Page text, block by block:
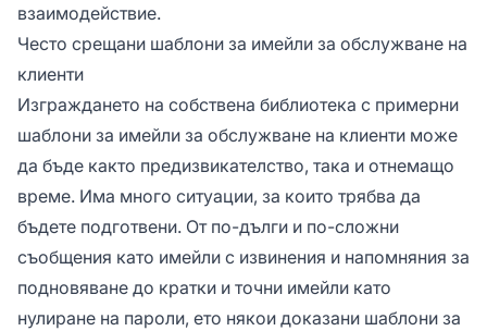
взаимодействие.
Често срещани шаблони за имейли за обслужване на
клиенти
Изграждането на собствена библиотека с примерни
шаблони за имейли за обслужване на клиенти може
да бъде както предизвикателство, така и отнемащо
време. Има много ситуации, за които трябва да
бъдете подготвени. От по-дълги и по-сложни
съобщения като имейли с извинения и напомняния за
подновяване до кратки и точни имейли като
нулиране на пароли, ето някои доказани шаблони за